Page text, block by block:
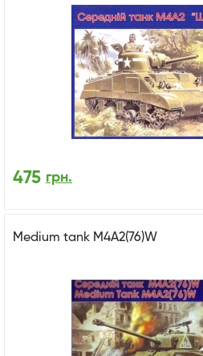
475 грн.
Medium tank M4A2(76)W